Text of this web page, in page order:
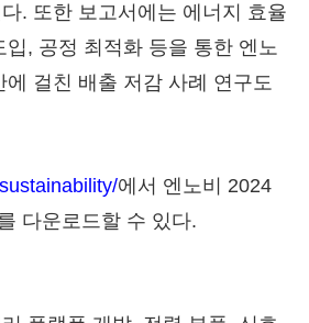
. 또한 보고서에는 에너지 효율
입, 공정 최적화 등을 통한 엔노
에 걸친 배출 저감 사례 연구도
에서 엔노비 2024
다운로드할 수 있다.